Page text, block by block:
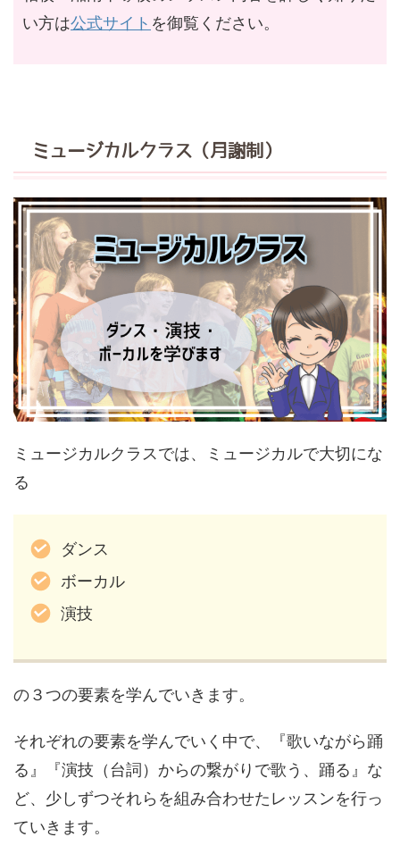
い方は公式サイト を御覧ください。
ミュージカルクラス（月謝制）
ミュージカルクラスでは、ミュージカルで大切にな
る
ダンス
ボーカル
演技
の３つの要素を学んでいきます。
それぞれの要素を学んでいく中で、『歌いながら踊
る』『演技（台詞）からの繋がりで歌う、踊る』な
ど、少しずつそれらを組み合わせたレッスンを行っ
ていきます。